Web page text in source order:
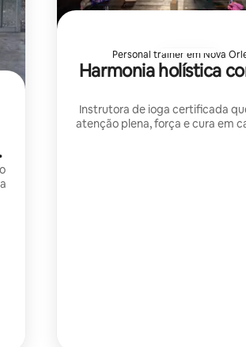
Personal trainer em Nova
Harmonia holística
Instrutora de ioga certificada
atenção plena, força e cura em